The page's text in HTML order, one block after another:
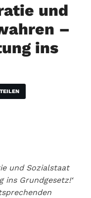
und
–
ins
TEILEN
und Sozialstaat
ins Grundgesetz!‘